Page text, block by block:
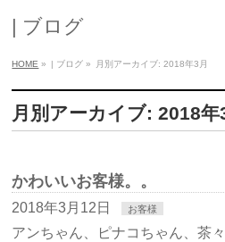
| ブログ
HOME » | ブログ » 月別アーカイブ: 2018年3月
月別アーカイブ: 2018年
かわいいお客様。。
2018年3月12日 お客様
アンちゃん、ピナコちゃん、茶